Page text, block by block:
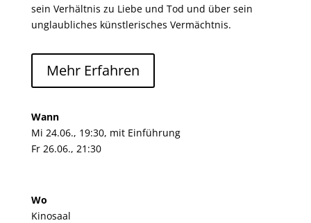
sein Verhältnis zu Liebe und Tod und über sein
unglaubliches künstlerisches Vermächtnis.
Mehr Erfahren
Wann
Mi 24.06., 19:30, mit Einführung
Fr 26.06., 21:30
Wo
Kinosaal